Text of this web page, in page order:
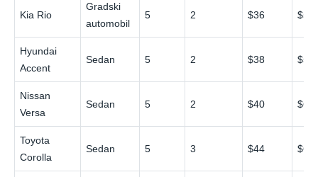
Kia Rio
Gradski
automobil
5 2 $36 $54
Hyundai
Accent
Sedan 5 2 $38 $58
Nissan
Versa
Sedan 5 2 $40 $60
Toyota
Corolla
Sedan 5 3 $44 $66